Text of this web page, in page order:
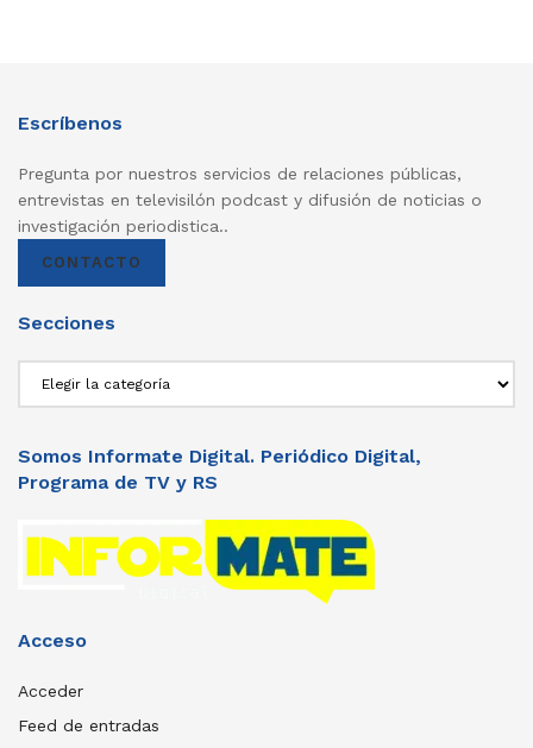
Escríbenos
Pregunta por nuestros servicios de relaciones públicas,
entrevistas en televisilón podcast y difusión de noticias o
investigación periodistica..
CONTACTO
Secciones
Somos Informate Digital. Periódico Digital,
Programa de TV y RS
Acceso
Acceder
Feed de entradas